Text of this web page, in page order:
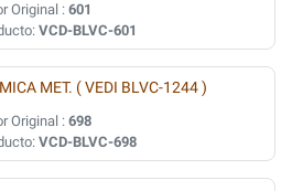
Original :601
VCD-BLVC-601
MET. ( VEDI BLVC-1244 )
Original :698
VCD-BLVC-698